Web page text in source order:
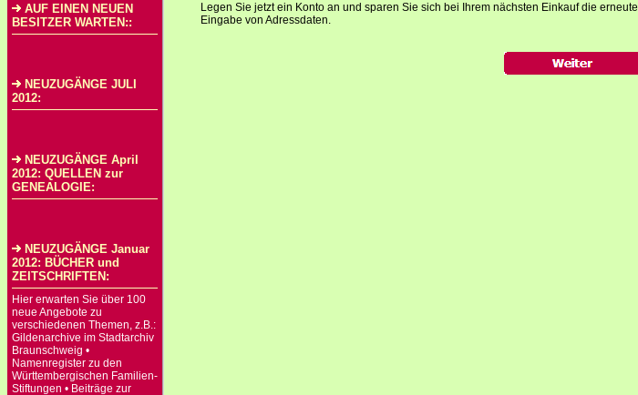
AUF EINEN NEUEN
BESITZER WARTEN::
NEUZUGÄNGE JULI
2012:
NEUZUGÄNGE April
2012: QUELLEN zur
GENEALOGIE:
NEUZUGÄNGE Januar
2012: BÜCHER und
ZEITSCHRIFTEN:
Hier erwarten Sie über 100
neue Angebote zu
verschiedenen Themen, z.B.:
Gildenarchive im Stadtarchiv
Braunschweig •
Namenregister zu den
Württembergischen Familien-
Stiftungen • Beiträge zur
Legen Sie jetzt ein Konto an und sparen Sie sich bei Ihrem nächsten Einkauf die erneute
Eingabe von Adressdaten.